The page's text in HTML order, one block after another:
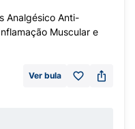
Analgésico Anti-
Muscular e
Ver bula